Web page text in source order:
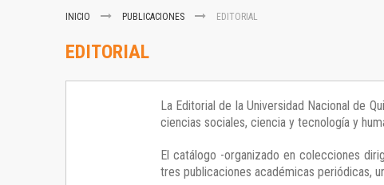
INICIO PUBLICACIONES EDITORIAL
EDITORIAL
La Editorial de la Universidad Nacional de
ciencias sociales, ciencia y tecnología y
El catálogo -organizado en colecciones
tres publicaciones académicas periódicas,